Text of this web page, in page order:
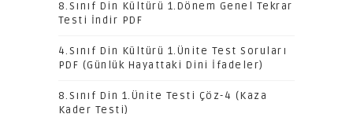
8.Sınıf Din Kültürü 1.Dönem Genel Tekrar
Testi İndir PDF
4.Sınıf Din Kültürü 1.Ünite Test Soruları
PDF (Günlük Hayattaki Dini İfadeler)
8.Sınıf Din 1.Ünite Testi Çöz-4 (Kaza
Kader Testi)